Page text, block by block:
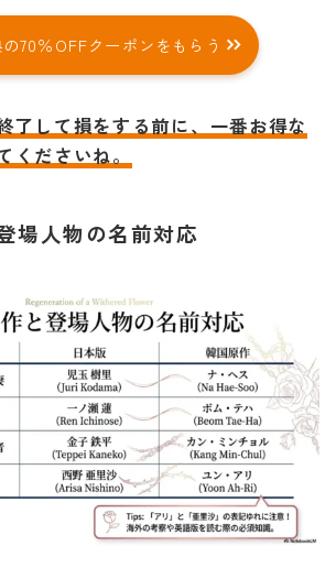
70％OFFクーポンをもらう
了して損をする前に、一番お得な
くださいね。
場人物の名前対応